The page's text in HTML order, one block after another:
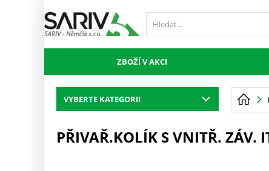
ZBOŽÍ V AKCI
VYBERTE KATEGORII
PŘIVAŘ.KOLÍK S VNITŘ. ZÁV.